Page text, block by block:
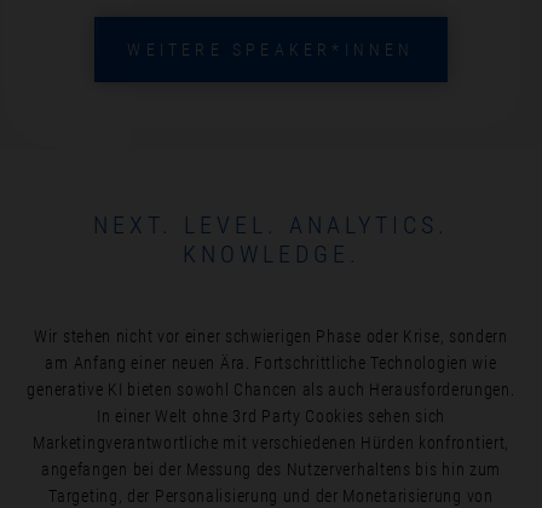
WEITERE SPEAKER*INNEN
NEXT. LEVEL. ANALYTICS.
KNOWLEDGE.
Wir stehen nicht vor einer schwierigen Phase oder Krise, sondern
am Anfang einer neuen Ära. Fortschrittliche Technologien wie
generative KI bieten sowohl Chancen als auch Herausforderungen.
In einer Welt ohne 3rd Party Cookies sehen sich
Marketingverantwortliche mit verschiedenen Hürden konfrontiert,
angefangen bei der Messung des Nutzerverhaltens bis hin zum
Targeting, der Personalisierung und der Monetarisierung von